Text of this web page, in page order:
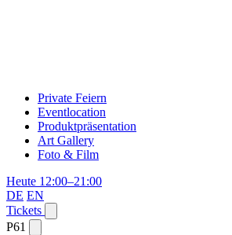
Private Feiern
Eventlocation
Produktpräsentation
Art Gallery
Foto & Film
Heute 12:00–21:00
DE EN
Tickets
P61